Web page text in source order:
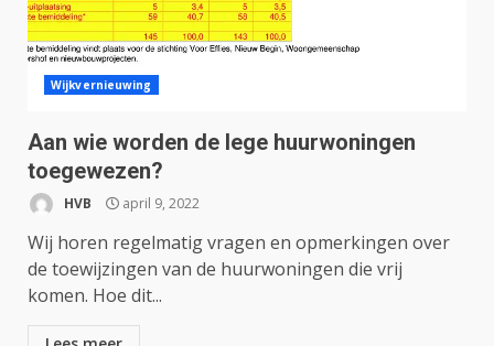
Wijkvernieuwing
Aan wie worden de lege huurwoningen
toegewezen?
HVB april 9, 2022
Wij horen regelmatig vragen en opmerkingen over
de toewijzingen van de huurwoningen die vrij
komen. Hoe dit...